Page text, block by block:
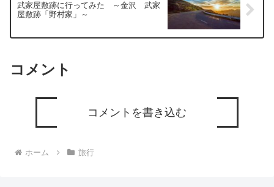
武家屋敷跡に行ってみた ～金沢 武家
屋敷跡「野村家」～
コメント
コメントを書き込む
ホーム 旅行